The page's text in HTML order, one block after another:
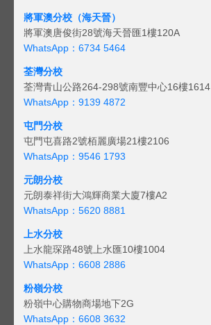
將軍澳分校（海天晉）
將軍澳唐俊街28號海天晉匯1樓120A
WhatsApp：6734 5464
荃灣分校
荃灣青山公路264-298號南豐中心16樓1614
WhatsApp：9139 4872
屯門分校
屯門屯喜路2號栢麗廣場21樓2106
WhatsApp：9546 1793
元朗分校
元朗泰祥街大鴻輝商業大廈7樓A2
WhatsApp：5620 8881
上水分校
上水龍琛路48號上水匯10樓1004
WhatsApp：6608 2886
粉嶺分校
粉嶺中心購物商場地下2G
WhatsApp：6608 3632